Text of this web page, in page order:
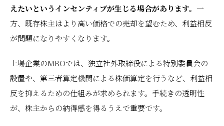
えたいというインセンティブが生じる場合があります。 一
方、既存株主はより高い価格での売却を望むため、利益相反
が問題になりやすくなります。
上場企業のMBOでは、独立社外取締役による特別委員会の
設置や、第三者算定機関による株価算定を行うなど、利益相
反を抑えるための仕組みが求められます。手続きの透明性
が、株主からの納得感を得るうえで重要です。